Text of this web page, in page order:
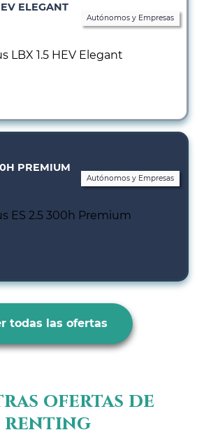
Autónomos y Empresas
ELEGANT
Autónomos y Empresas
PREMIUM
todas las ofertas
ofertas de
renting